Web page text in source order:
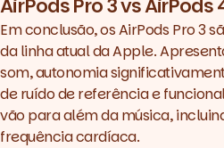
AirPods Pro 3 vs
Em conclusão, os AirPods Pro 3
da linha atual da Apple.
som, autonomia
de ruído de referência e
vão para além da música,
frequência cardíaca.